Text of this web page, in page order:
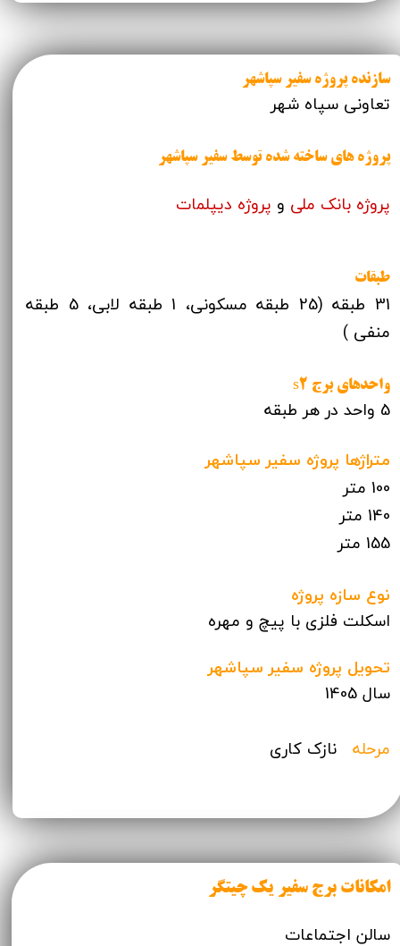
سازنده پروژه سفیر سپاشهر
تعاونی سپاه شهر
پروژه های ساخته شده توسط سفیر سپاشهر
پروژه بانک ملی و پروژه دیپلمات
طبقات
31 طبقه (25 طبقه مسکونی، 1 طبقه لابی، 5 طبقه
منفی )
واحدهای برج s2
5 واحد در هر طبقه
متراژها پروژه سفیر سپاشهر
100 متر
140 متر
155 متر
نوع سازه پروژه
اسکلت فلزی با پیچ و مهره
تحویل پروژه سفیر سپاشهر
سال 1405
مرحله نازک کاری
امکانات برج سفیر یک چیتگر
سالن اجتماعات